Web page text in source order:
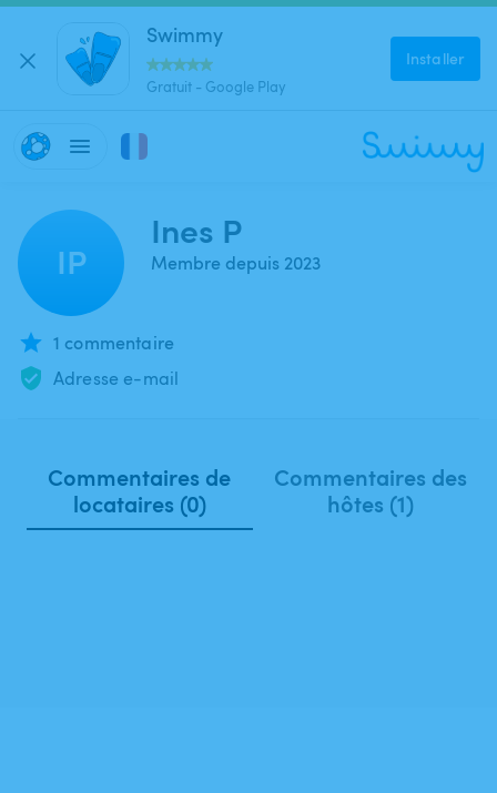
Swimmy
Gratuit - Google Play
Installer
IP
Ines P
Membre depuis 2023
1 commentaire
Adresse e-mail
Commentaires de
locataires (0)
Commentaires des
hôtes (1)